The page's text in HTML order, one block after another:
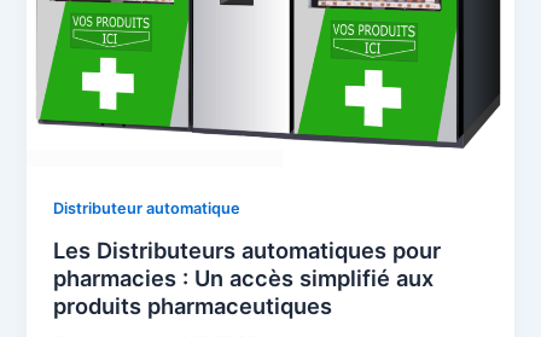
Distributeur automatique
Les Distributeurs automatiques pour
pharmacies : Un accès simplifié aux
produits pharmaceutiques